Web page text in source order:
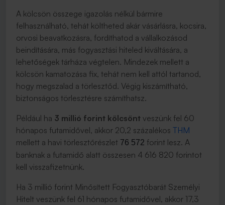
A kölcsön összege igazolás nélkül bármire
felhasználható, tehát költheted akár vásárlásra, kocsira,
orvosi beavatkozásra, fordíthatod a vállalkozásod
beindítására, más fogyasztási hiteled kiváltására, a
lehetőségek tárháza végtelen. Mindezek mellett a
kölcsön kamatozása fix, tehát nem kell attól tartanod,
hogy megszalad a törlesztőd. Végig kiszámítható,
biztonságos törlesztésre számíthatsz.
Például ha 3 millió forint kölcsönt veszünk fel 60
hónapos futamidővel, akkor 20,2 százalékos THM
mellett a havi törlesztőrészlet 76 572 forint lesz. A
banknak a futamidő alatt összesen 4 616 820 forintot
kell visszafizetnünk.
Ha 3 millió forint Minősített Fogyasztóbarát Személyi
Hitelt veszünk fel 61 hónapos futamidővel, akkor 17,3